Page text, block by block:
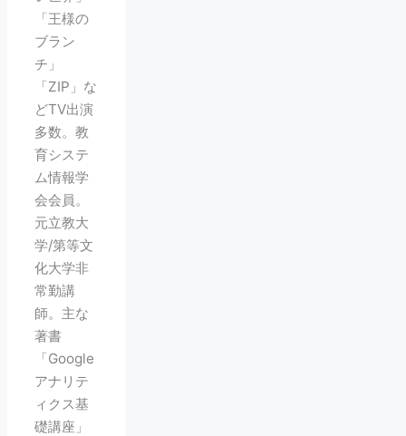
「王様の
ブラン
チ」
「ZIP」な
どTV出演
多数。教
育システ
ム情報学
会会員。
元立教大
学/第等文
化大学非
常勤講
師。主な
著書
「Google
アナリテ
ィクス基
礎講座」